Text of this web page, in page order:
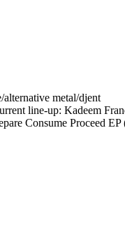
alternative metal/djent
line-up: Kadeem
Consume Proceed